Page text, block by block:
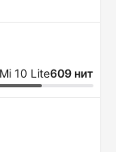
10 Lite609 нит